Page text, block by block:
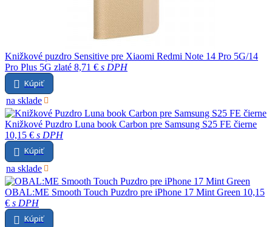
Knižkové puzdro Sensitive pre Xiaomi Redmi Note 14 Pro 5G/14
Pro Plus 5G zlaté 8,71 € s DPH
Kúpiť
na sklade
Knižkové Puzdro Luna book Carbon pre Samsung S25 FE čierne
10,15 € s DPH
Kúpiť
na sklade
OBAL:ME Smooth Touch Puzdro pre iPhone 17 Mint Green 10,15
€ s DPH
Kúpiť